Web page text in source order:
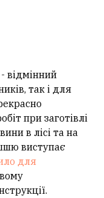
відмінний
так і для
при заготівлі
в лісі та на
виступає
для